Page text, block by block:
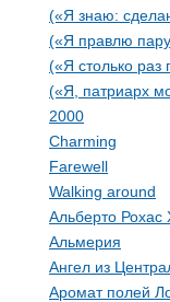
(«Я знаю:
(«Я правлю
(«Я столько раз
(«Я, патриарх
2000
Charming
Farewell
Walking around
Альберто Рохас
Альмерия
Ангел из
Аромат полей